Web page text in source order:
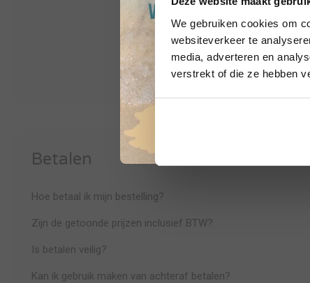
We gebruiken cookies om
websiteverkeer te
media, adverteren en
verstrekt of die ze hebben
Betalen
Hoe betaal ik mijn bestelling?
Zijn de getoonde prijzen inclusief BTW?
Is betalen veilig?
Kan ik gebruik maken van achteraf betalen?